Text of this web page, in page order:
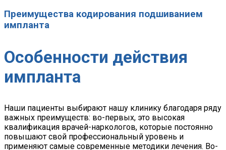
Преимущества кодирования подшиванием
импланта
Особенности действия
импланта
Наши пациенты выбирают нашу клинику благодаря ряду
важных преимуществ: во-первых, это высокая
квалификация врачей-наркологов, которые постоянно
повышают свой профессиональный уровень и
применяют самые современные методики лечения. Во-